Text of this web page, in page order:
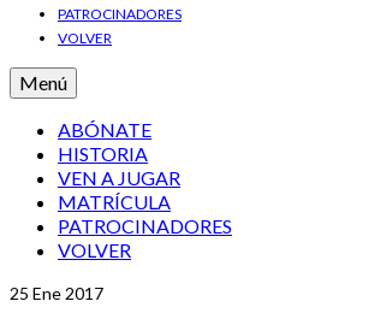
PATROCINADORES
VOLVER
Menú
ABÓNATE
HISTORIA
VEN A JUGAR
MATRÍCULA
PATROCINADORES
VOLVER
25 Ene 2017